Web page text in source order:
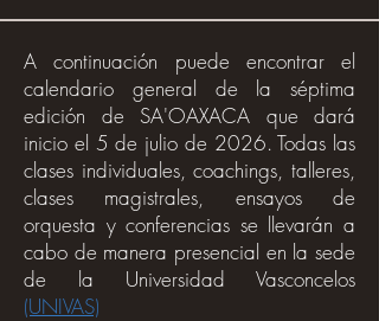
A continuación puede encontrar el
calendario general de la séptima
edición de SA'OAXACA que dará
inicio el 5 de julio de 2026. Todas las
clases individuales, coachings, talleres,
clases magistrales, ensayos de
orquesta y conferencias se llevarán a
cabo de manera presencial en la sede
de la Universidad Vasconcelos
(UNIVAS)